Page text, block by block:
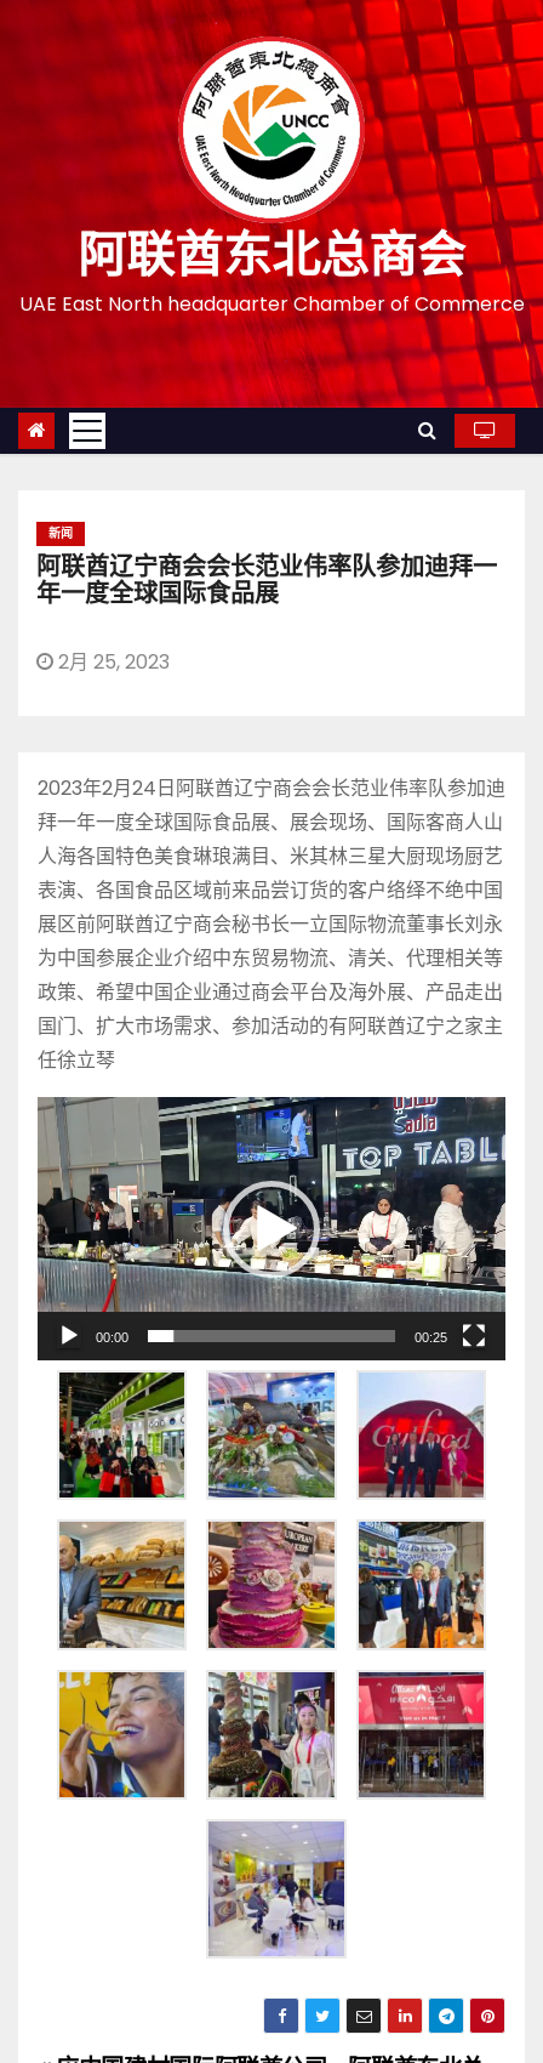
阿联酋东北总商会
UAE East North headquarter Chamber of Commerce
新闻
阿联酋辽宁商会会长范业伟率队参加迪拜一
年一度全球国际食品展
2月 25, 2023
2023年2月24日阿联酋辽宁商会会长范业伟率队参加迪
拜一年一度全球国际食品展、展会现场、国际客商人山
人海各国特色美食琳琅满目、米其林三星大厨现场厨艺
表演、各国食品区域前来品尝订货的客户络绎不绝中国
展区前阿联酋辽宁商会秘书长一立国际物流董事长刘永
为中国参展企业介绍中东贸易物流、清关、代理相关等
政策、希望中国企业通过商会平台及海外展、产品走出
国门、扩大市场需求、参加活动的有阿联酋辽宁之家主
任徐立琴
视
播
放
器
00:00 00:25